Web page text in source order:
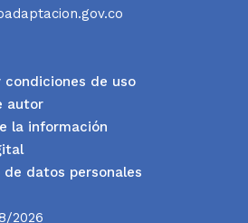
de uso
autor
la información
datos personales
2026